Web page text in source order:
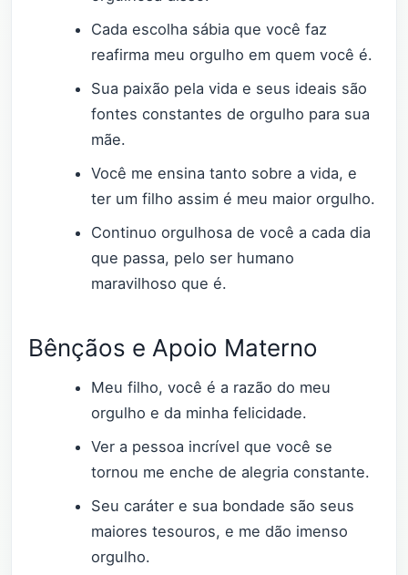
Cada escolha sábia que você faz
reafirma meu orgulho em quem você é.
Sua paixão pela vida e seus ideais são
fontes constantes de orgulho para sua
mãe.
Você me ensina tanto sobre a vida, e
ter um filho assim é meu maior orgulho.
Continuo orgulhosa de você a cada dia
que passa, pelo ser humano
maravilhoso que é.
Bênçãos e Apoio Materno
Meu filho, você é a razão do meu
orgulho e da minha felicidade.
Ver a pessoa incrível que você se
tornou me enche de alegria constante.
Seu caráter e sua bondade são seus
maiores tesouros, e me dão imenso
orgulho.